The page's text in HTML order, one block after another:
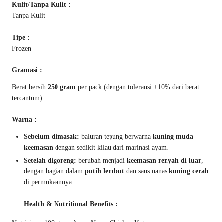
Kulit/Tanpa Kulit :
Tanpa Kulit
Tipe :
Frozen
Gramasi :
Berat bersih 250 gram per pack (dengan toleransi ±10% dari berat
tercantum)
Warna :
Sebelum dimasak: baluran tepung berwarna kuning muda
keemasan dengan sedikit kilau dari marinasi ayam.
Setelah digoreng: berubah menjadi keemasan renyah di luar,
dengan bagian dalam putih lembut dan saus nanas kuning cerah
di permukaannya.
Health & Nutritional Benefits :